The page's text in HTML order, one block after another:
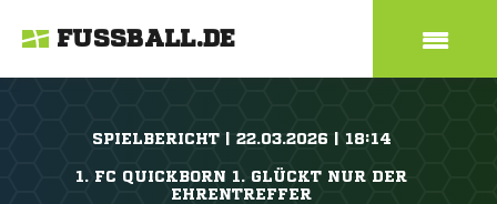
FUSSBALL.DE
SPIELBERICHT | 22.03.2026 | 18:14
1. FC QUICKBORN 1. GLÜCKT NUR DER
EHRENTREFFER